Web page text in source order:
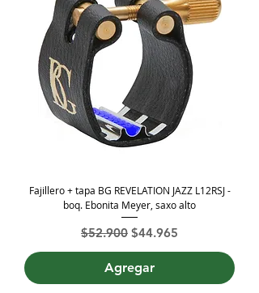
Fajillero + tapa BG REVELATION JAZZ L12RSJ -
boq. Ebonita Meyer, saxo alto
Precio
$52.900 Precio de oferta
$44.965
Agregar